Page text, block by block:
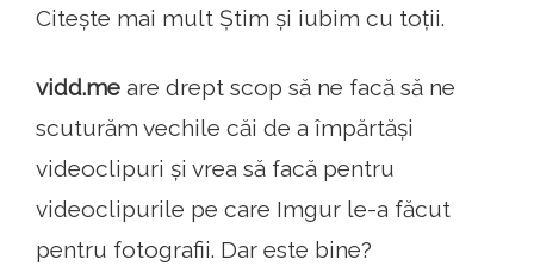
Citește mai mult Știm și iubim cu toții.
vidd.me are drept scop să ne facă să ne
scuturăm vechile căi de a împărtăși
videoclipuri și vrea să facă pentru
videoclipurile pe care Imgur le-a făcut
pentru fotografii. Dar este bine?